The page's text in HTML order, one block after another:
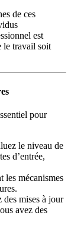
de ces
est
le travail soit
pour
le niveau de
d’entrée,
les mécanismes
des mises à jour
avez des